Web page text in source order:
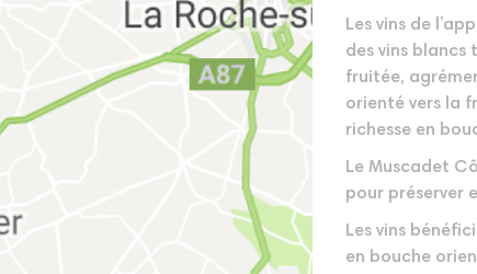
Les vins de
des vins blancs
fruitée,
orienté vers la
richesse en
Le Muscadet
pour préserver
Les vins
en bouche